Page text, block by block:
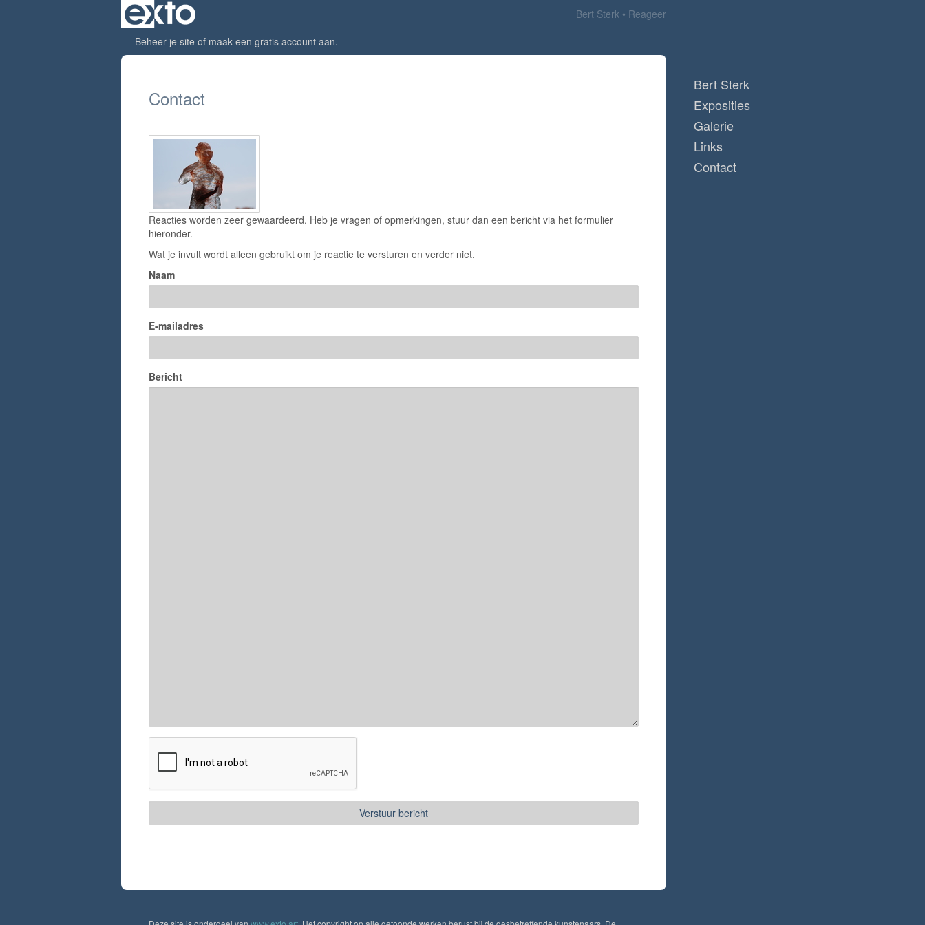
Bert Sterk
Reageer
Beheer je site of maak een gratis account aan.
Contact
Reacties worden zeer gewaardeerd. Heb je vragen of opmerkingen, stuur dan een bericht via het formulier
hieronder.
Wat je invult wordt alleen gebruikt om je reactie te versturen en verder niet.
Naam
E-mailadres
Bericht
Bert Sterk
Exposities
Galerie
Links
Contact